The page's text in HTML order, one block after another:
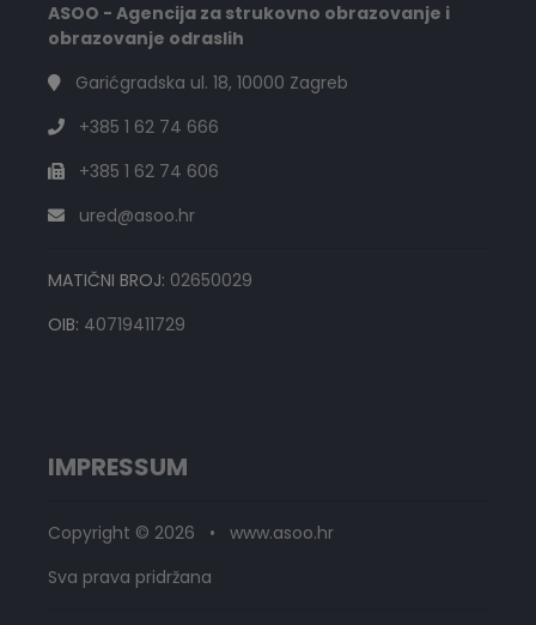
ASOO - Agencija za strukovno obrazovanje i
obrazovanje odraslih
Garićgradska ul. 18, 10000 Zagreb
+385 1 62 74 666
+385 1 62 74 606
ured@asoo.hr
MATIČNI BROJ: 02650029
OIB: 40719411729
IMPRESSUM
Copyright © 2026 • www.asoo.hr
Sva prava pridržana